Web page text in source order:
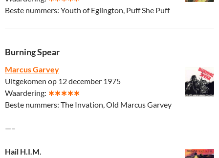
Beste nummers: Youth of Eglington, Puff She Puff
Burning Spear
Marcus Garvey
Uitgekomen op 12 december 1975
Waardering: ∗∗∗∗∗
Beste nummers: The Invation, Old Marcus Garvey
—–
Hail H.I.M.